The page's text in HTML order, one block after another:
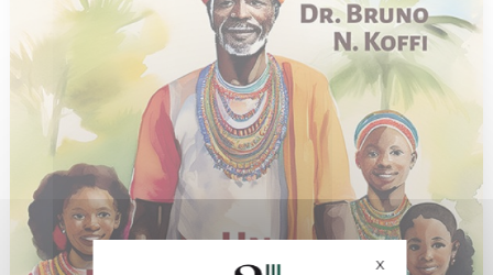
XMasquer le